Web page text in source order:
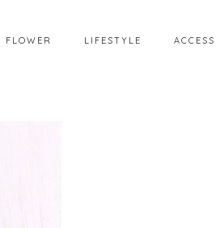
FLOWER LIFESTYLE ACCESS